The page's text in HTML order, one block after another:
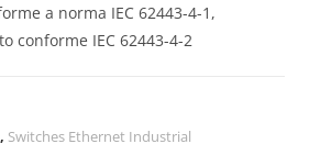
a norma IEC 62443-4-1,
conforme IEC 62443-4-2
, Switches Ethernet Industrial